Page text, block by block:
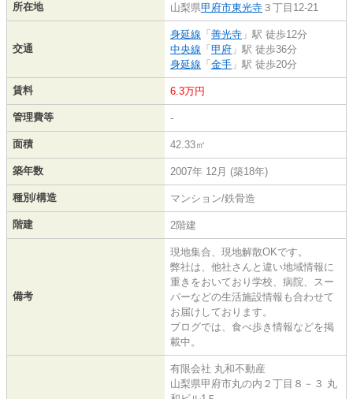
所在地 山梨県甲府市東光寺 ３丁目12-21
交通
身延線 「 善光寺 」駅 徒歩12分
中央線 「 甲府 」駅 徒歩36分
身延線 「 金手 」駅 徒歩20分
賃料 6.3万円
管理費等 -
面積 42.33㎡
築年数 2007年 12月 (築18年)
種別/構造 マンション/鉄骨造
階建 2階建
備考
現地集合、現地解散OKです。
弊社は、他社さんと違い地域情報に
重きをおいており学校、病院、スー
パーなどの生活施設情報も合わせて
お届けしております。
ブログでは、食べ歩き情報などを掲
載中。
有限会社 丸和不動産
山梨県甲府市丸の内２丁目８－３ 丸